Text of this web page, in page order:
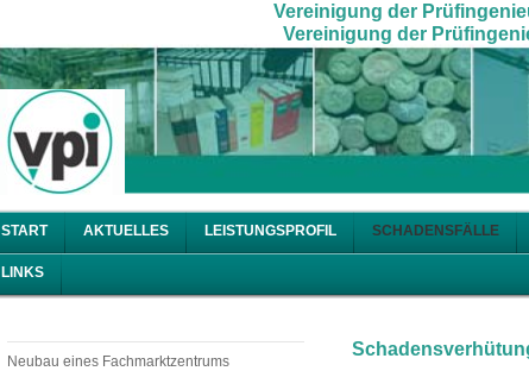
Vereinigung der
Vereinigung der
START AKTUELLES LEISTUNGSPROFIL SCHADENSFÄLLE
LINKS
Neubau eines Fachmarktzentrums